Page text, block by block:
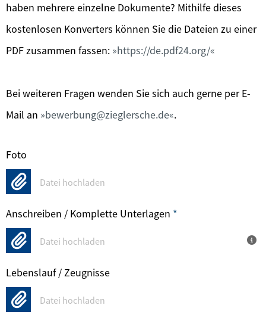
haben mehrere einzelne Dokumente? Mithilfe dieses
kostenlosen Konverters können Sie die Dateien zu einer
PDF zusammen fassen: https://de.pdf24.org/
Bei weiteren Fragen wenden Sie sich auch gerne per E-
Mail an
bewerbung@zieglersche.de .
Foto
Datei hochladen
Anschreiben / Komplette Unterlagen *
Datei hochladen
Lebenslauf / Zeugnisse
Datei hochladen